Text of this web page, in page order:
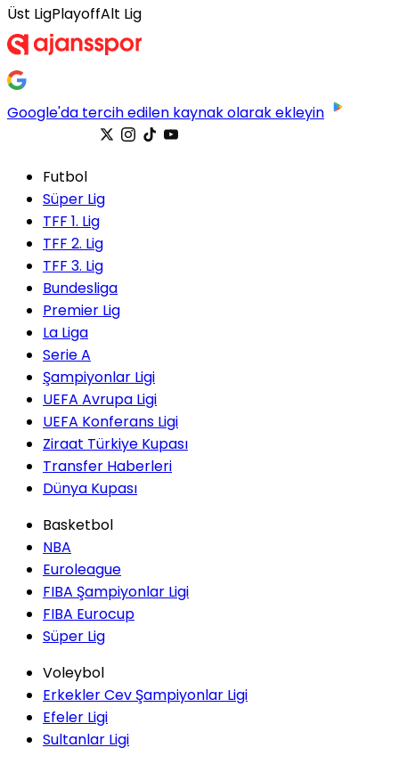
Üst LigPlayoffAlt Lig
Google'da tercih edilen kaynak olarak ekleyin
Futbol
Süper Lig
TFF 1. Lig
TFF 2. Lig
TFF 3. Lig
Bundesliga
Premier Lig
La Liga
Serie A
Şampiyonlar Ligi
UEFA Avrupa Ligi
UEFA Konferans Ligi
Ziraat Türkiye Kupası
Transfer Haberleri
Dünya Kupası
Basketbol
NBA
Euroleague
FIBA Şampiyonlar Ligi
FIBA Eurocup
Süper Lig
Voleybol
Erkekler Cev Şampiyonlar Ligi
Efeler Ligi
Sultanlar Ligi